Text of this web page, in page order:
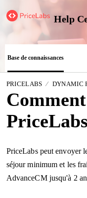
Help
Base de connaissances
PRICELABS DYNAMIC
PriceLabs peut envoyer
séjour minimum et les
AdvanceCM jusqu'à 2